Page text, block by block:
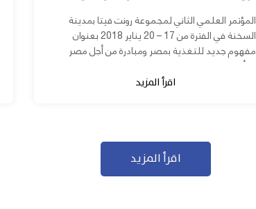
مصر ابدأ مشروعك
المؤتمر العلمي الثاني لمجموعة رونت فيتا بمدينة
السخنة في الفترة من 17 – 20 يناير 2018 بعنوان
مفهوم جديد للتغذية بمصر ومبادرة من أجل مصر
ابدأ مشروعك بحضور عدد كبير من...
اقرأ المزيد
اقرأ المزيد